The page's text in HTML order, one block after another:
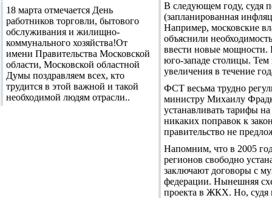
В следующем году, судя
(запланированная
Например, московские
объяснили
ввести новые мощности.
юго-западе столицы. Тем
увеличения в течение
ФСТ весьма трудно
министру Михаилу
устанавливать тарифы
никаких поправок к
правительство не
Напомним, что в 2005
регионов свободно
заключают договоры с
федерации. Нынешняя
проекта в ЖКХ. Но, судя
18 марта отмечается День
работников торговли, бытового
обслуживания и жилищно-
коммунального хозяйства!От
имени Правительства Московской
области, Московской областной
Думы поздравляем всех, кто
трудится в этой важной и такой
необходимой людям отрасли..